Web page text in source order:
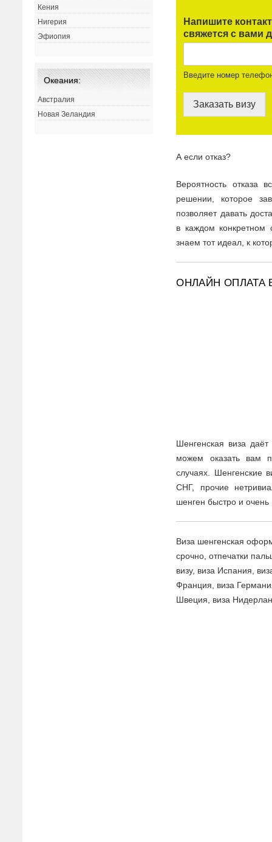
Напишите
свяжется с вами
Введите номер
Заказать визу
А если отказ?
Вероятность
решении, которое
позволяет давать
в каждом
знаем тот идеал, к
ОНЛАЙН ОПЛАТА
Шенгенская виза
можем оказать вам
случаях. Шенгенские
СНГ, прочие
шенген быстро и очень
Виза шенгенская
срочно, отпечатки
визу, виза Испания,
Франция, виза
Швеция, виза
Кения
Нигерия
Эфиопия
Океания:
Австралия
Новая Зеландия